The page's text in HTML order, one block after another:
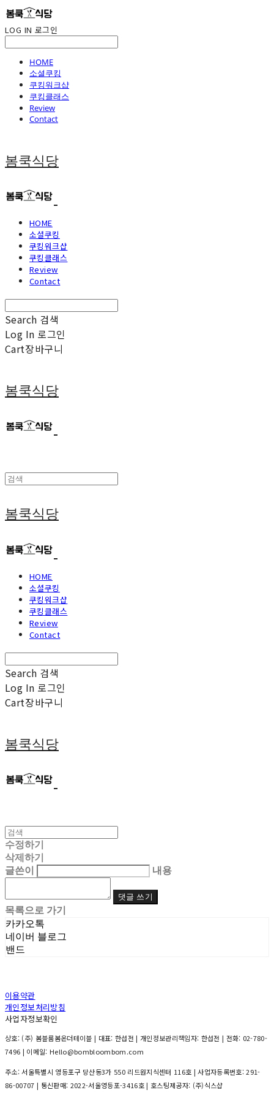
LOG IN 로그인
HOME
소셜쿠킹
쿠킹워크샵
쿠킹클래스
Review
Contact
봄쿡식당
HOME
소셜쿠킹
쿠킹워크샵
쿠킹클래스
Review
Contact
Search 검색
Log In 로그인
Cart장바구니
봄쿡식당
봄쿡식당
HOME
소셜쿠킹
쿠킹워크샵
쿠킹클래스
Review
Contact
Search 검색
Log In 로그인
Cart장바구니
봄쿡식당
수정하기
삭제하기
글쓴이
내용
댓글 쓰기
목록으로 가기
카카오톡
네이버 블로그
밴드
이용약관
개인정보처리방침
사업자정보확인
상호: (주) 봄블룸봄온더테이블 | 대표: 한섭전 | 개인정보관리책임자: 한섭전 | 전화: 02-780-
7496 | 이메일: Hello@bombloombom.com
주소: 서울특별시 영등포구 당산동3가 550 리드원지식센터 116호 | 사업자등록번호:291-
86-00707 | 통신판매: 2022-서울영등포-3416호| 호스팅제공자: (주)식스샵